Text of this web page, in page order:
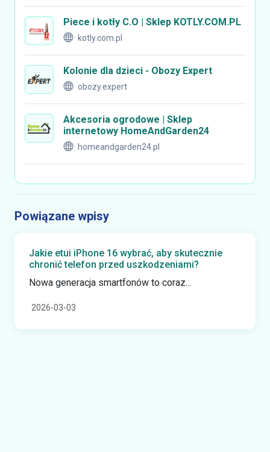
Piece i kotły C.O | Sklep KOTLY.COM.PL
kotly.com.pl
Kolonie dla dzieci - Obozy Expert
obozy.expert
Akcesoria ogrodowe | Sklep
internetowy HomeAndGarden24
homeandgarden24.pl
Powiązane wpisy
Jakie etui iPhone 16 wybrać, aby skutecznie
chronić telefon przed uszkodzeniami?
Nowa generacja smartfonów to coraz...
2026-03-03